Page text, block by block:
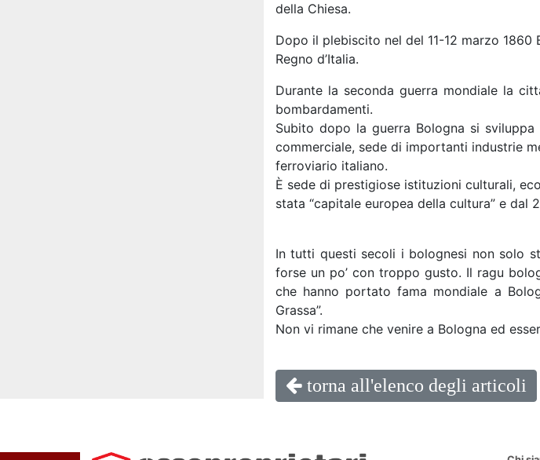
della Chiesa.
Dopo il plebiscito nel del 11-12 marzo 1860
Regno d’Italia.
Durante la seconda guerra mondiale la
bombardamenti.
Subito dopo la guerra Bologna si
commerciale, sede di importanti industrie
ferroviario italiano.
È sede di prestigiose istituzioni culturali,
stata “capitale europea della cultura” e dal
In tutti questi secoli i bolognesi non solo
forse un po’ con troppo gusto. Il ragu
che hanno portato fama mondiale a
Grassa”.
Non vi rimane che venire a Bologna ed
torna all'elenco degli articoli